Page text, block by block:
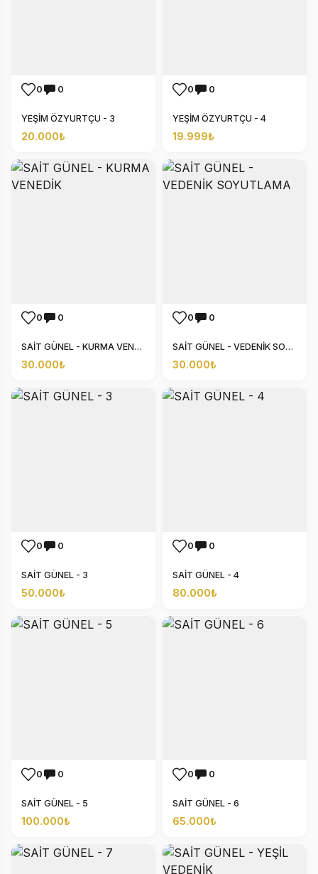
0 0
YEŞİM ÖZYURTÇU - 3
20.000₺
0 0
YEŞİM ÖZYURTÇU - 4
19.999₺
0 0
SAİT GÜNEL - KURMA VENEDİK
30.000₺
0 0
SAİT GÜNEL - VEDENİK SOYUTLAMA
30.000₺
0 0
SAİT GÜNEL - 3
50.000₺
0 0
SAİT GÜNEL - 4
80.000₺
0 0
SAİT GÜNEL - 5
100.000₺
0 0
SAİT GÜNEL - 6
65.000₺